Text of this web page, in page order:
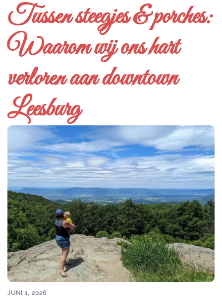
Tussen steegjes & porches:
Waarom wij ons hart
verloren aan downtown
Leesburg
JUNI 1, 2026